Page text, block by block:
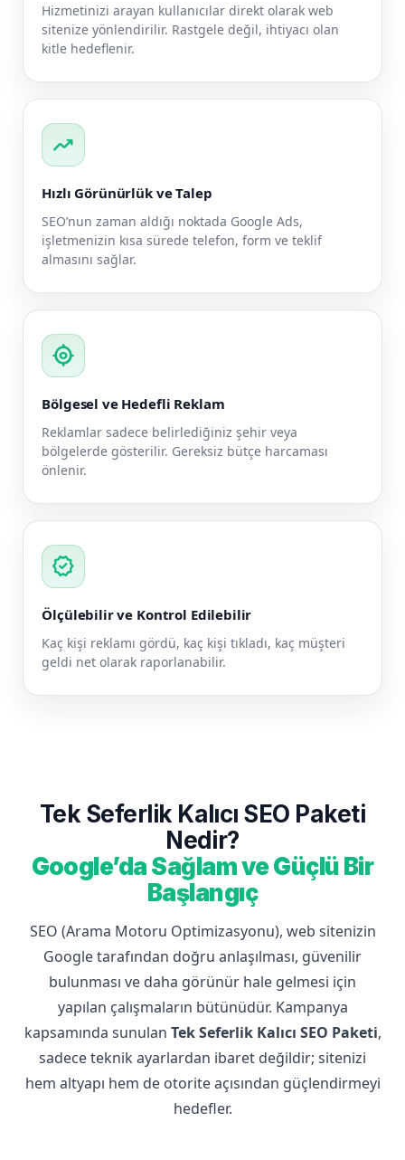
Hizmetinizi arayan kullanıcılar direkt olarak web
sitenize yönlendirilir. Rastgele değil, ihtiyacı olan
kitle hedeflenir.
trending_up
Hızlı Görünürlük ve Talep
SEO’nun zaman aldığı noktada Google Ads,
işletmenizin kısa sürede telefon, form ve teklif
almasını sağlar.
my_location
Bölgesel ve Hedefli Reklam
Reklamlar sadece belirlediğiniz şehir veya
bölgelerde gösterilir. Gereksiz bütçe harcaması
önlenir.
verified
Ölçülebilir ve Kontrol Edilebilir
Kaç kişi reklamı gördü, kaç kişi tıkladı, kaç müşteri
geldi net olarak raporlanabilir.
Tek Seferlik Kalıcı SEO Paketi
Nedir?
Google’da Sağlam ve Güçlü Bir
Başlangıç
SEO (Arama Motoru Optimizasyonu), web sitenizin
Google tarafından doğru anlaşılması, güvenilir
bulunması ve daha görünür hale gelmesi için
yapılan çalışmaların bütünüdür. Kampanya
kapsamında sunulan Tek Seferlik Kalıcı SEO Paketi,
sadece teknik ayarlardan ibaret değildir; sitenizi
hem altyapı hem de otorite açısından güçlendirmeyi
hedefler.